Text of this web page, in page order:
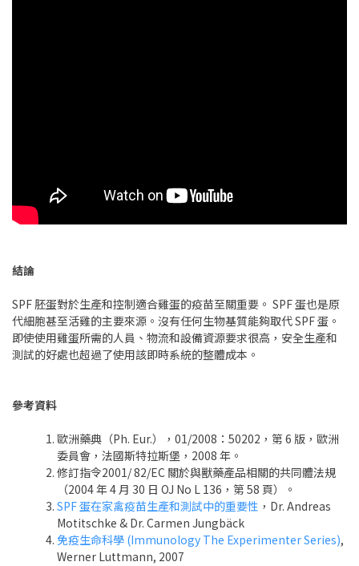
結論
SPF 胚蛋對於生產和控制適合雞蛋的疫苗至關重要。 SPF 蛋也是原
代細胞甚至活雞的主要來源。沒有任何生物基質能夠取代 SPF 蛋。
即使使用雞蛋所需的人員、物流和設備資源要求很高，安全生產和
測試的好處也超過了使用該即時系統的整體成本。
參考資料
歐洲藥典（Ph. Eur.），01/2008：50202，第 6 版，歐洲
委員會，法國斯特拉斯堡，2008 年。
修訂指令2001/ 82/EC 關於與獸藥產品相關的共同體法規
（2004 年 4 月 30 日 OJ No L 136，第 58 頁）。
SPF 蛋在家禽疫苗生產和測試中的重要性 ，Dr. Andreas
Motitschke & Dr. Carmen Jungbäck
免疫生命科學 (Immunology The Experimenter Series),
Werner Luttmann, 2007